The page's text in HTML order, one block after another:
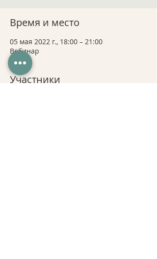
Время и место
05 мая 2022 г., 18:00 – 21:00
Вебинар
Участники